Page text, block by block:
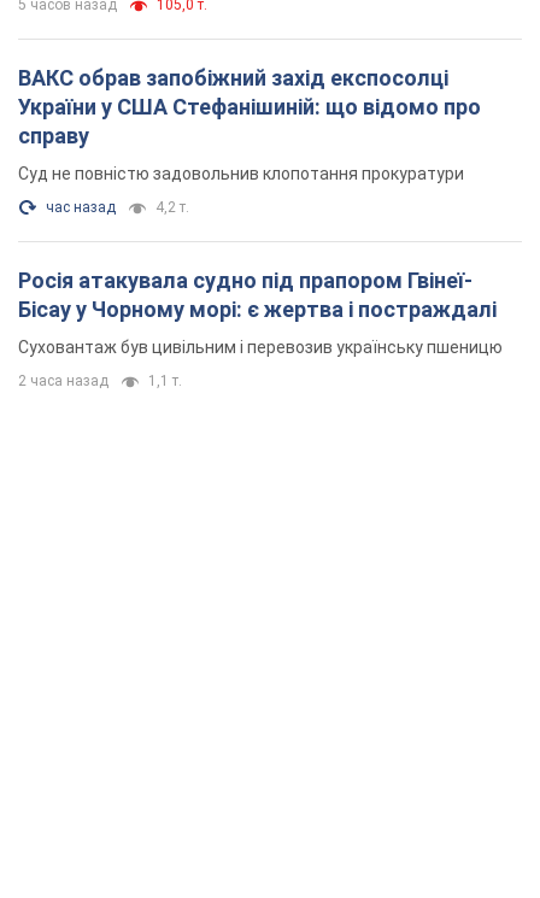
5 часов назад 105,0 т.
ВАКС обрав запобіжний захід експосолці
України у США Стефанішиній: що відомо про
справу
Суд не повністю задовольнив клопотання прокуратури
час назад 4,2 т.
Росія атакувала судно під прапором Гвінеї-
Бісау у Чорному морі: є жертва і постраждалі
Суховантаж був цивільним і перевозив українську пшеницю
2 часа назад 1,1 т.